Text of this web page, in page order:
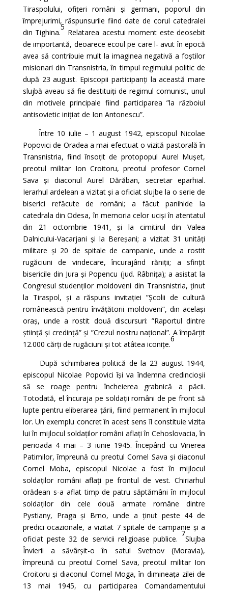
Tiraspolului, ofițeri români și germani, poporul din
împrejurimi, răspunsurile fiind date de corul catedralei
din Tighina.
5
Relatarea acestui moment este deosebit
de importantă, deoarece ecoul pe care l- avut în epocă
avea să contribuie mult la imaginea negativă a foștilor
misionari din Transnistria, în timpul regimului politic de
după 23 august. Episcopii participanți la această mare
slujbă aveau să fie destituiți de regimul comunist, unul
din motivele principale fiind participarea ”la războiul
antisovietic inițiat de Ion Antonescu”.
Între 10 iulie – 1 august 1942, episcopul Nicolae
Popovici de Oradea a mai efectuat o vizită pastorală în
Transnistria, fiind însoțit de protopopul Aurel Mușet,
preotul militar Ion Croitoru, preotul profesor Cornel
Sava și diaconul Aurel Dărăban, secretar eparhial.
Ierarhul ardelean a vizitat și a oficiat slujbe la o serie de
biserici refăcute de români; a făcut panihide la
catedrala din Odesa, în memoria celor uciși în atentatul
din 21 octombrie 1941, și la cimitirul din Valea
Dalnicului-Vacarjani și la Bereșani; a vizitat 31 unități
militare și 20 de spitale de campanie, unde a rostit
rugăciuni de vindecare, încurajând răniții; a sfințit
bisericile din Jura și Popencu (jud. Râbnița); a asistat la
Congresul studenților moldoveni din Transnistria, ținut
la Tiraspol, și a răspuns invitației ”Școlii de cultură
românească pentru învățătorii moldoveni”, din același
oraș, unde a rostit două discursuri: ”Raportul dintre
știință și credință” și ”Crezul nostru național”. A împărțit
12.000 cărți de rugăciuni și tot atâtea iconițe.
6
După schimbarea politică de la 23 august 1944,
episcopul Nicolae Popovici își va îndemna credincioșii
să se roage pentru încheierea grabnică a păcii.
Totodată, el încuraja pe soldații români de pe front să
lupte pentru eliberarea țării, fiind permanent în mijlocul
lor. Un exemplu concret în acest sens îl constituie vizita
lui în mijlocul soldaților români aflați în Cehoslovacia, în
perioada 4 mai – 3 iunie 1945. Începând cu Vinerea
Patimilor, împreună cu preotul Cornel Sava și diaconul
Cornel Moba, episcopul Nicolae a fost în mijlocul
soldaților români aflați pe frontul de vest. Chiriarhul
orădean s-a aflat timp de patru săptămâni în mijlocul
soldaților din cele două armate române dintre
Pystiany, Praga și Brno, unde a ținut peste 44 de
predici ocazionale, a vizitat 7 spitale de campanie și a
oficiat peste 32 de servicii religioase publice.
7
Slujba
Învierii a săvârșit-o în satul Svetnov (Moravia),
împreună cu preotul Cornel Sava, preotul militar Ion
Croitoru și diaconul Cornel Moga, în dimineața zilei de
13 mai 1945, cu participarea Comandamentului